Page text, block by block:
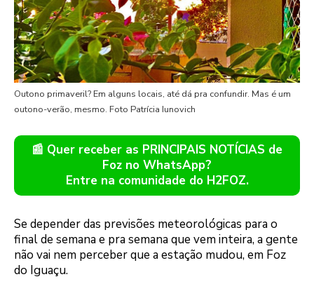
Outono primaveril? Em alguns locais, até dá pra confundir. Mas é um
outono-verão, mesmo. Foto Patrícia Iunovich
📰 Quer receber as PRINCIPAIS NOTÍCIAS de
Foz no WhatsApp?
Entre na comunidade do H2FOZ.
Se depender das previsões meteorológicas para o
final de semana e pra semana que vem inteira, a gente
não vai nem perceber que a estação mudou, em Foz
do Iguaçu.